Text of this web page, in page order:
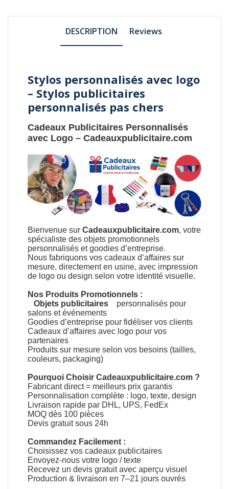
DESCRIPTION Reviews
Stylos personnalisés avec logo
– Stylos publicitaires
personnalisés pas chers
Cadeaux Publicitaires Personnalisés
avec Logo –Cadeauxpublicitaire.com
Bienvenue surCadeauxpublicitaire.com, votre
spécialiste des objets promotionnels
personnalisés et goodies d’entreprise.
Nous fabriquons vos cadeaux d’affaires sur
mesure, directement en usine, avec impression
de logo ou design selon votre identité visuelle.
Nos Produits Promotionnels :
Objets publicitaires
personnalisés pour
salons et événements
Goodies d’entreprise pour fidéliser vos clients
Cadeaux d’affaires avec logo pour vos
partenaires
Produits sur mesure selon vos besoins (tailles,
couleurs, packaging)
Pourquoi Choisir Cadeauxpublicitaire.com ?
Fabricant direct = meilleurs prix garantis
Personnalisation complète : logo, texte, design
Livraison rapide par DHL, UPS, FedEx
MOQ dès 100 pièces
Devis gratuit sous 24h
Commandez Facilement :
Choisissez vos cadeaux publicitaires
Envoyez-nous votre logo / texte
Recevez un devis gratuit avec aperçu visuel
Production & livraison en 7–21 jours ouvrés